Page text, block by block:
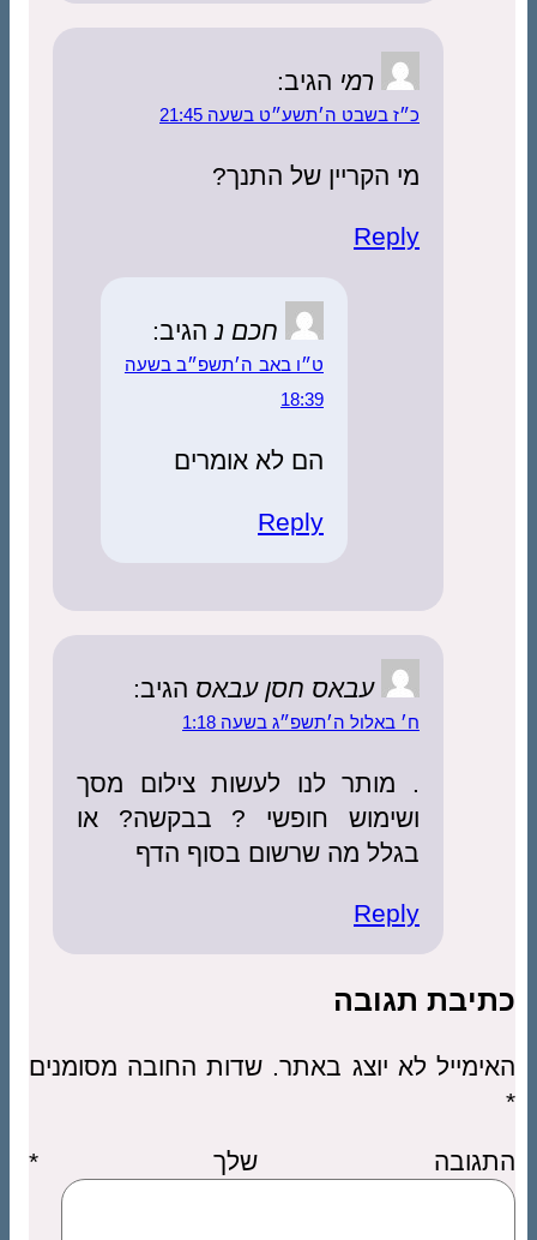
רמי הגיב:
כ״ז בשבט ה׳תשע״ט בשעה 21:45
מי הקריין של התנך?
Reply
חכם נ הגיב:
ט״ו באב ה׳תשפ״ב בשעה
18:39
הם לא אומרים
Reply
עבאס חסן עבאס הגיב:
ח׳ באלול ה׳תשפ״ג בשעה 1:18
. מותר לנו לעשות צילום מסך
ושימוש חופשי ? בבקשה? או
בגלל מה שרשום בסוף הדף
Reply
כתיבת תגובה
האימייל לא יוצג באתר. שדות החובה מסומנים
*
התגובה שלך*